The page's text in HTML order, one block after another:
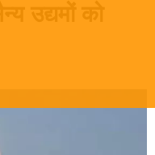
उद्यमों को